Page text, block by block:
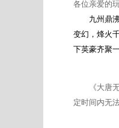
各位亲爱的
九州鼎
变幻，烽火
下英豪齐聚
《大唐无
定时间内无